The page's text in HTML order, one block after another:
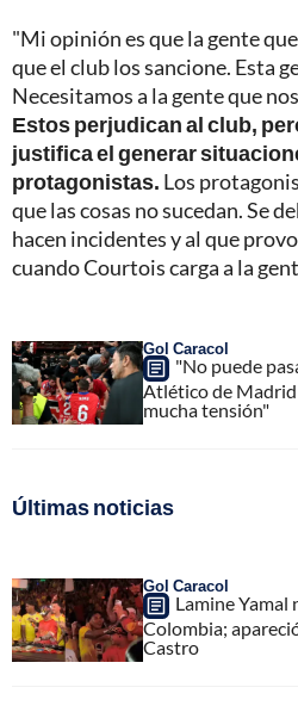
"Mi opinión es que la gente
que el club los sancione. Esta
Necesitamos a la gente que
Estos perjudican al club,
justifica el generar
protagonistas. Los
que las cosas no sucedan. Se
hacen incidentes y al que
cuando Courtois carga a la
Gol Caracol
"No puede
Atlético de
mucha tensión"
Últimas noticias
Gol Caracol
Lamine Yamal
Colombia;
Castro